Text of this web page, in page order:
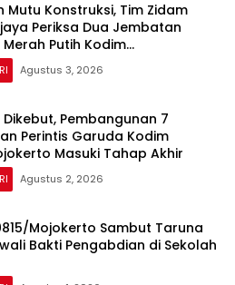
Mutu Konstruksi, Tim Zidam
Periksa Dua Jembatan
Putih Kodim
Agustus 3, 2026
Pembangunan 7
Perintis Garuda Kodim
Masuki Tahap Akhir
Agustus 2, 2026
Mojokerto Sambut Taruna
Bakti Pengabdian di Sekolah